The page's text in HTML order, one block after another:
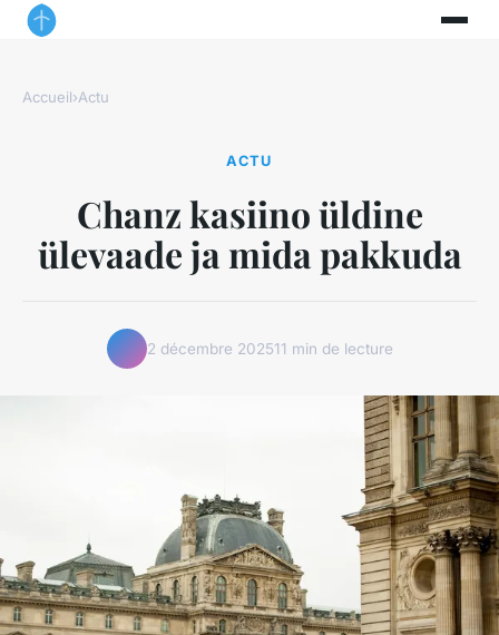
Accueil›Actu
ACTU
Chanz kasiino üldine
ülevaade ja mida pakkuda
2 décembre 202511 min de lecture